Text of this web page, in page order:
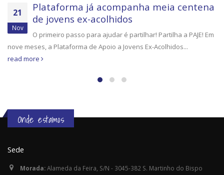
Dez
A visão externa ajuda-nos a crescer
O primeiro passo para ajudar é partilhar! Partilha a
uma palavra de gratidão à Professora Margarida Mano
pela...read more
Onde estamos
Sede
Morada: Alameda da Feira, S/N - 3045-382 S. Martinho do Bispo